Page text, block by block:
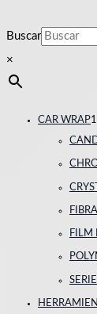
Buscar
×
CAR WRAP
FILM